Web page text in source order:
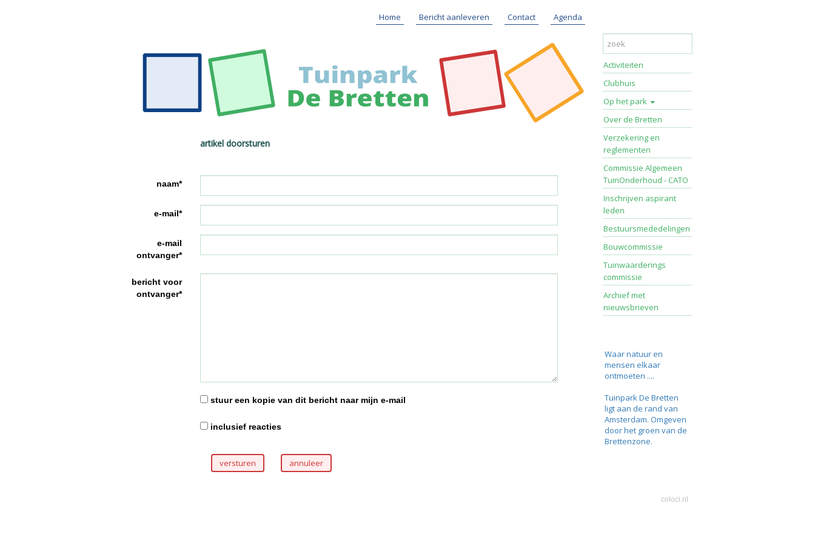
Home Bericht aanleveren Contact Agenda
artikel doorsturen
naam*
e-mail*
e-mail
ontvanger*
bericht voor
ontvanger*
stuur een kopie van dit bericht naar mijn e-mail
inclusief reacties
versturen
Activiteiten
Clubhuis
Op het park
Over de Bretten
Verzekering en
reglementen
Commissie Algemeen
TuinOnderhoud - CATO
Inschrijven aspirant
leden
Bestuursmededelingen
Bouwcommissie
Tuinwaarderings
commissie
Archief met
nieuwsbrieven
Waar natuur en
mensen elkaar
ontmoeten ....
Tuinpark De Bretten
ligt aan de rand van
Amsterdam. Omgeven
door het groen van de
Brettenzone.
coloci.nl